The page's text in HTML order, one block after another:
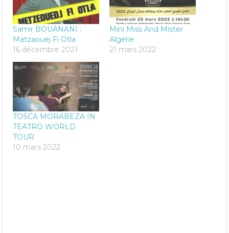
Samir BOUANANI :
Matzaouej Fi Otla
16 décembre 2021
Mini Miss And Mister
Algérie
21 mars 2022
TOSCA MORABEZA IN
TEATRO WORLD
TOUR
10 mars 2022